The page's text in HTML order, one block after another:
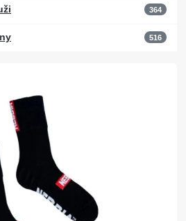
364
516